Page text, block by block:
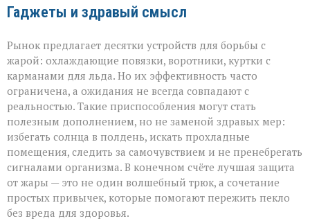
Гаджеты и здравый смысл
Рынок предлагает десятки устройств для борьбы с
жарой: охлаждающие повязки, воротники, куртки с
карманами для льда. Но их эффективность часто
ограничена, а ожидания не всегда совпадают с
реальностью. Такие приспособления могут стать
полезным дополнением, но не заменой здравых мер:
избегать солнца в полдень, искать прохладные
помещения, следить за самочувствием и не пренебрегать
сигналами организма. В конечном счёте лучшая защита
от жары — это не один волшебный трюк, а сочетание
простых привычек, которые помогают пережить пекло
без вреда для здоровья.